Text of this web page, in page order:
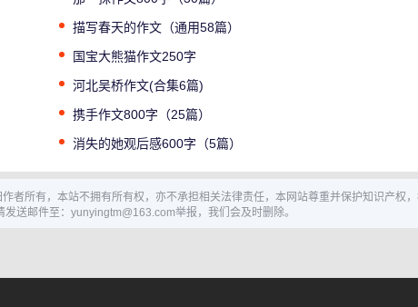
描写春天的作文（通用58篇）
国宝大熊猫作文250字
河北吴桥作文(合集6篇)
携手作文800字（25篇）
消失的她观后感600字（5篇）
者所有，本站不拥有所有权，亦不承担相关法律责任，本网站尊重并保护知识产权
送邮件至：yunyingtm@163.com举报，我们会及时删除。